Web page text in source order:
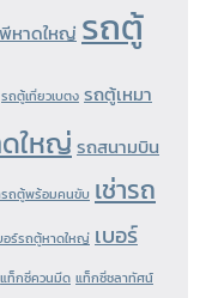
หาดใหญ่ รถตู้
รถตู้เที่ยวเบตง รถตู้เหมา
ใหญ่ รถสนามบิน
รถตู้พร้อมคนขับ เช่ารถ
อร์รถตู้หาดใหญ่ เบอร์
แท็กซี่ควนมีด แท็กซี่ชลาทัศน์